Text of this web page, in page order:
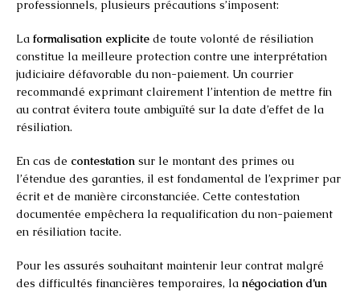
professionnels, plusieurs précautions s’imposent:
La formalisation explicite de toute volonté de résiliation
constitue la meilleure protection contre une interprétation
judiciaire défavorable du non-paiement. Un courrier
recommandé exprimant clairement l’intention de mettre fin
au contrat évitera toute ambiguïté sur la date d’effet de la
résiliation.
En cas de contestation sur le montant des primes ou
l’étendue des garanties, il est fondamental de l’exprimer par
écrit et de manière circonstanciée. Cette contestation
documentée empêchera la requalification du non-paiement
en résiliation tacite.
Pour les assurés souhaitant maintenir leur contrat malgré
des difficultés financières temporaires, la négociation d’un